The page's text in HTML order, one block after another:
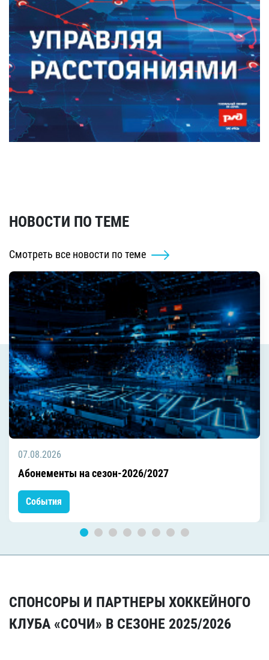
НОВОСТИ ПО ТЕМЕ
Смотреть все новости по теме
07.08.2026
Абонементы на сезон-2026/2027
События
СПОНСОРЫ И ПАРТНЕРЫ ХОККЕЙНОГО
КЛУБА «СОЧИ» В СЕЗОНЕ 2025/2026